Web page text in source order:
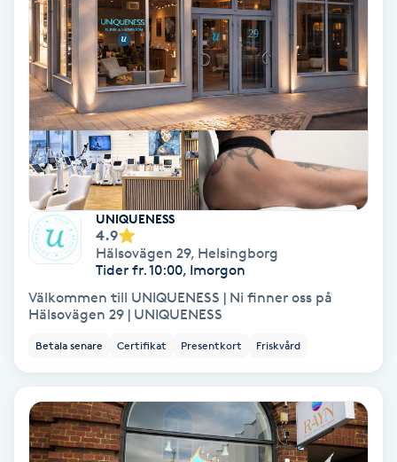
Fransförlängning Megavolym
Fransförlängning Volym
Fransk manikyr
Fransrengöring
Frekvensterapi
Funktionsanalys
UNIQUENESS
4.9
Hälsovägen 29, Helsingborg
Tider fr. 10:00, Imorgon
Välkommen till UNIQUENESS | Ni finner oss på
Hälsovägen 29 | UNIQUENESS
Betala senare Certifikat Presentkort Friskvård